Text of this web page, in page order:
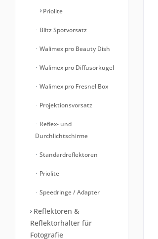
Priolite
Blitz Spotvorsatz
Walimex pro Beauty Dish
Walimex pro Diffusorkugel
Walimex pro Fresnel Box
Projektionsvorsatz
Reflex- und
Durchlichtschirme
Standardreflektoren
Priolite
Speedringe / Adapter
Reflektoren &
Reflektorhalter für
Fotografie